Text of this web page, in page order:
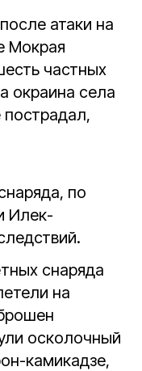
после атаки на
Мокрая
частных
окраина села
по
Илек-
снаряда
на
осколочный
камикадзе,